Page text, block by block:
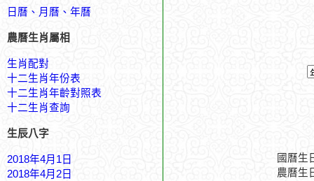
日曆、月曆、年曆
農曆生肖屬相
生肖配對
十二生肖年份表
十二生肖年齡對照表
十二生肖查詢
生辰八字
2018年4月1日
2018年4月2日
國曆生
農曆生